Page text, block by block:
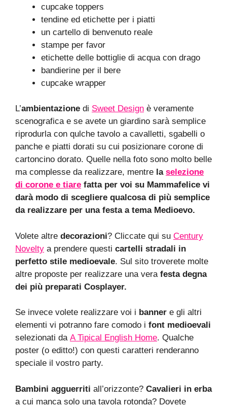
cupcake toppers
tendine ed etichette per i piatti
un cartello di benvenuto reale
stampe per favor
etichette delle bottiglie di acqua con drago
bandierine per il bere
cupcake wrapper
L’ambientazione di Sweet Design è veramente
scenografica e se avete un giardino sarà semplice
riprodurla con qulche tavolo a cavalletti, sgabelli o
panche e piatti dorati su cui posizionare corone di
cartoncino dorato. Quelle nella foto sono molto belle
ma complesse da realizzare, mentre la selezione
di corone e tiare fatta per voi su Mammafelice vi
darà modo di scegliere qualcosa di più semplice
da realizzare per una festa a tema Medioevo.
Volete altre decorazioni? Cliccate qui su Century
Novelty a prendere questi cartelli stradali in
perfetto stile medioevale. Sul sito troverete molte
altre proposte per realizzare una verafesta degna
dei più preparati Cosplayer.
Se invece volete realizzare voi i banner e gli altri
elementi vi potranno fare comodo i font medioevali
selezionati da A Tipical English Home. Qualche
poster (o editto!) con questi caratteri renderanno
speciale il vostro party.
Bambini agguerriti all’orizzonte? Cavalieri in erba
a cui manca solo una tavola rotonda? Dovete